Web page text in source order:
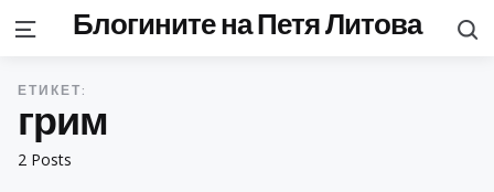
MenuБлогините на Петя Литова
2 Posts
ЕТИКЕТ:
грим